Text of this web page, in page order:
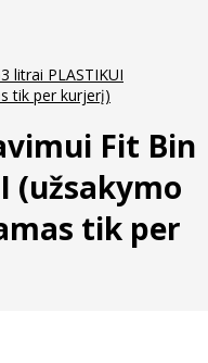
litrai PLASTIKUI
tik per kurjerį)
Fit Bin
(užsakymo
tik per